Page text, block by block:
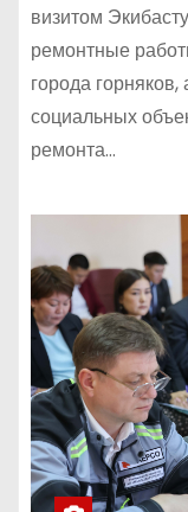
визитом
ремонтные
города
социальных
ремонта…